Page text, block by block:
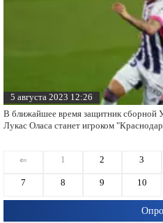
5 августа 2023 12:26
В ближайшее время защитник сборной
Лукас Оласа станет игроком
⇐ 1 2 3
7 8 9 10